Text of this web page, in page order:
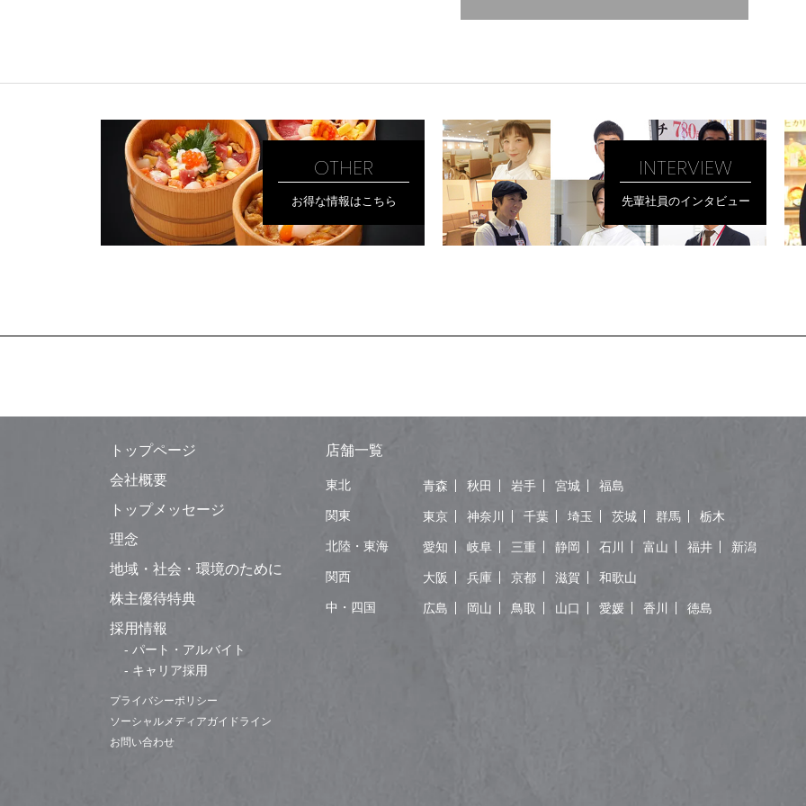
OTHER
お得な情報はこちら
INTERVIEW
先輩社員のインタビュー
トップページ
会社概要
トップメッセージ
理念
地域・社会・環境のために
株主優待特典
採用情報
- パート・アルバイト
- キャリア採用
プライバシーポリシー
ソーシャルメディアガイドライン
お問い合わせ
店舗一覧
東北 青森 秋田 岩手 宮城 福島
関東 東京 神奈川 千葉 埼玉 茨城 群馬 栃木
北陸・東海 愛知 岐阜 三重 静岡 石川 富山 福井 新潟
関西 大阪 兵庫 京都 滋賀 和歌山
中・四国 広島 岡山 鳥取 山口 愛媛 香川 徳島